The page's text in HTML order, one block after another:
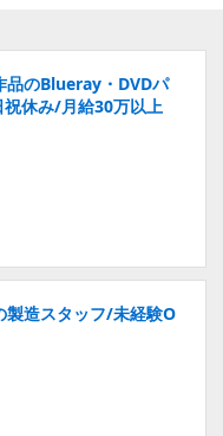
品のBlueray・DVDパ
休み/月給30万以上
製造スタッフ/未経験O